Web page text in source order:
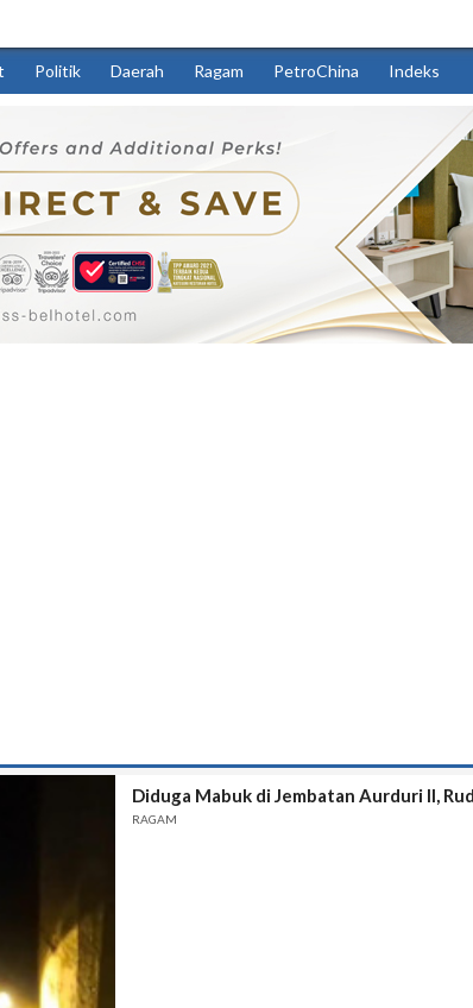
Politik Daerah Ragam PetroChina Indeks
Diduga Mabuk di Jembatan Aurduri II,
RAGAM